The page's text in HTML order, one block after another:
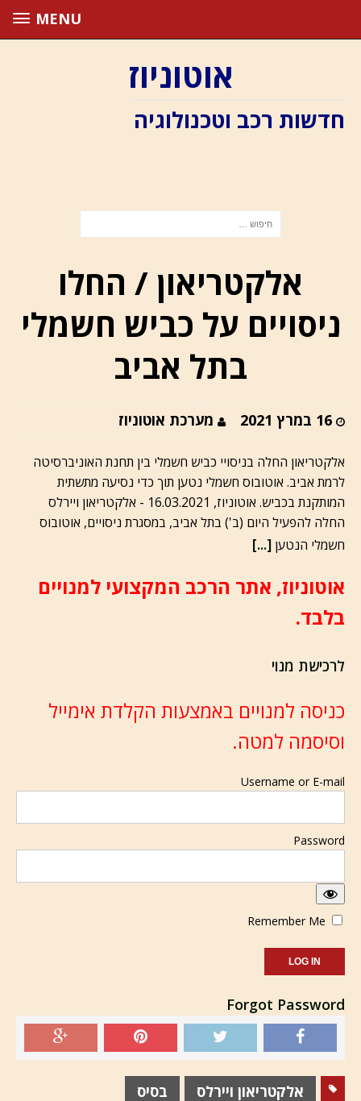
MENU
אוטוניוז
חדשות רכב וטכנולוגיה
אלקטריאון / החלו
ניסויים על כביש חשמלי
בתל אביב
16 במרץ 2021 מערכת אוטוניוז
אלקטריאון החלה בניסויי כביש חשמלי בין תחנת האוניברסיטה
לרמת אביב. אוטובוס חשמלי נטען תוך כדי נסיעה מתשתית
המותקנת בכביש. אוטוניוז, 16.03.2021 - אלקטריאון ויירלס
החלה להפעיל היום (ב') בתל אביב, במסגרת ניסויים, אוטובוס
חשמלי הנטען [...]
אוטוניוז, אתר הרכב המקצועי למנויים
בלבד.
לרכישת מנוי
כניסה למנויים באמצעות הקלדת אימייל
וסיסמה למטה.
Username or E-mail
Password
Forgot Password
אלקטריאון ויירלס
בסיס